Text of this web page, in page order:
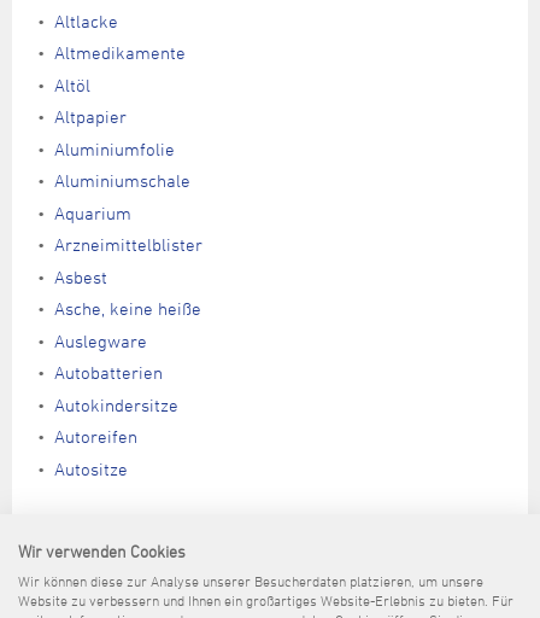
Altlacke
Altmedikamente
Altöl
Altpapier
Aluminiumfolie
Aluminiumschale
Aquarium
Arzneimittelblister
Asbest
Asche, keine heiße
Auslegware
Autobatterien
Autokindersitze
Autoreifen
Autositze
Entsorgungsweg:
Wir verwenden Cookies
Wir können diese zur Analyse unserer Besucherdaten platzieren, um unsere
Website zu verbessern und Ihnen ein großartiges Website-Erlebnis zu bieten. Für